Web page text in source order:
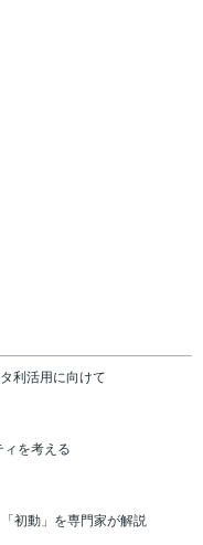
利活用に向けて
を考える
初動」を専門家が解説